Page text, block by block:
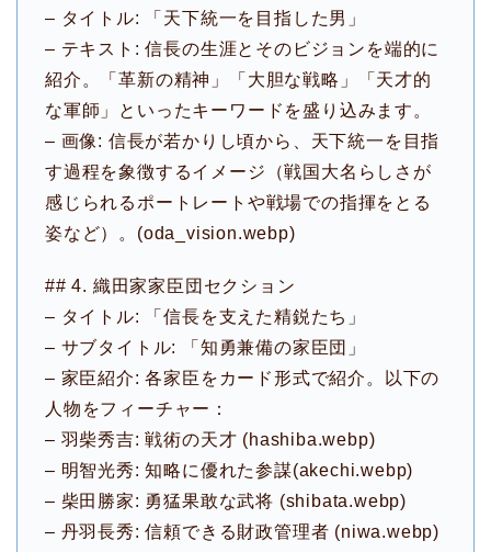
– タイトル: 「天下統一を目指した男」
– テキスト: 信長の生涯とそのビジョンを端的に
紹介。「革新の精神」「大胆な戦略」「天才的
な軍師」といったキーワードを盛り込みます。
– 画像: 信長が若かりし頃から、天下統一を目指
す過程を象徴するイメージ（戦国大名らしさが
感じられるポートレートや戦場での指揮をとる
姿など）。(oda_vision.webp)
## 4. 織田家家臣団セクション
– タイトル: 「信長を支えた精鋭たち」
– サブタイトル: 「知勇兼備の家臣団」
– 家臣紹介: 各家臣をカード形式で紹介。以下の
人物をフィーチャー：
– 羽柴秀吉: 戦術の天才 (hashiba.webp)
– 明智光秀: 知略に優れた参謀(akechi.webp)
– 柴田勝家: 勇猛果敢な武将 (shibata.webp)
– 丹羽長秀: 信頼できる財政管理者 (niwa.webp)